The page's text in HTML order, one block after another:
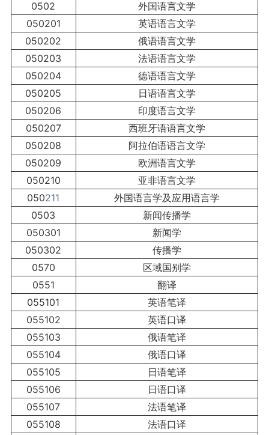
0502
外国语言文学
050201
英语语言文学
050202
俄语语言文学
050203
法语语言文学
050204
德语语言文学
050205
日语语言文学
050206
印度语言文学
050207
西班牙语语言文学
050208
阿拉伯语语言文学
050209
欧洲语言文学
050210
亚非语言文学
050211
外国语言学及应用语言学
0503
新闻传播学
050301
新闻学
050302
传播学
0570
区域国别学
0551
翻译
055101
英语笔译
055102
英语口译
055103
俄语笔译
055104
俄语口译
055105
日语笔译
055106
日语口译
055107
法语笔译
055108
法语口译